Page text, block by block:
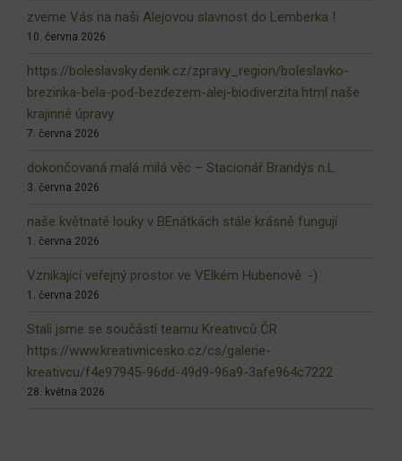
zveme Vás na naši Alejovou slavnost do Lemberka !
10. června 2026
https://boleslavsky.denik.cz/zpravy_region/boleslavko-
brezinka-bela-pod-bezdezem-alej-biodiverzita.html naše
krajinné úpravy
7. června 2026
dokončovaná malá milá věc – Stacionář Brandýs n.L.
3. června 2026
naše květnaté louky v BEnátkách stále krásně fungují
1. června 2026
Vznikající veřejný prostor ve VElkém Hubenově :-)
1. června 2026
Stali jsme se součástí teamu Kreativců ČR
https://www.kreativnicesko.cz/cs/galerie-
kreativcu/f4e97945-96dd-49d9-96a9-3afe964c7222
28. května 2026